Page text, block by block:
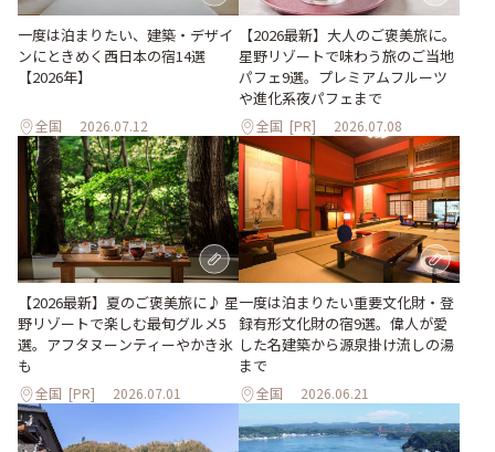
一度は泊まりたい、建築・デザイ
ンにときめく西日本の宿14選
【2026年】
全国 2026.07.12
【2026最新】大人のご褒美旅に。
星野リゾートで味わう旅のご当地
パフェ9選。プレミアムフルーツ
や進化系夜パフェまで
全国 [PR] 2026.07.08
【2026最新】夏のご褒美旅に♪ 星
野リゾートで楽しむ最旬グルメ5
選。アフタヌーンティーやかき氷
も
全国 [PR] 2026.07.01
一度は泊まりたい重要文化財・登
録有形文化財の宿9選。偉人が愛
した名建築から源泉掛け流しの湯
まで
全国 2026.06.21